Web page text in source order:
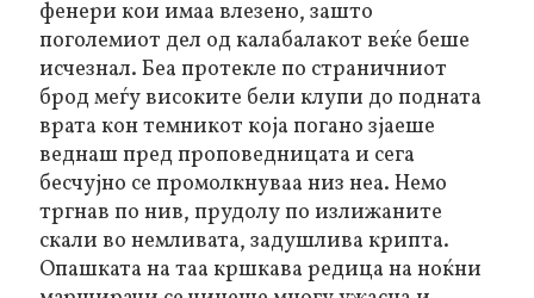
фенери кои имаа влезено, зашто
поголемиот дел од калабалакот веќе беше
исчезнал. Беа протекле по страничниот
брод меѓу високите бели клупи до подната
врата кон темникот која погано зјаеше
веднаш пред проповедницата и сега
бесчујно се промолкнуваа низ неа. Немо
тргнав по нив, прудолу по излижаните
скали во немливата, задушлива крипта.
Опашката на таа кршкава редица на ноќни